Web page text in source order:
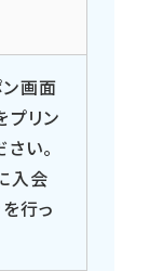
画面
プリン
い。
入会
行っ